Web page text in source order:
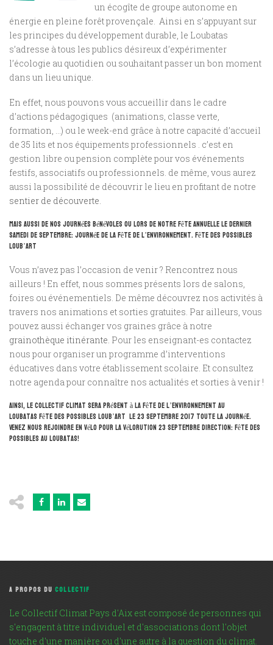
un écogîte de groupe autonome en
énergie en pleine forêt provençale. Ainsi en s’appuyant sur
les principes du développement durable, le Loubatas
s’adresse à tous les publics désireux d’expérimenter
l’écologie au quotidien ou souhaitant passer un bon moment
dans un lieu unique.
En effet, nous pouvons vous accueillir dans le cadre
d’actions pédagogiques (animations, classe verte,
formation, …) ou le week-end grâce à notre capacité d’accueil
de 35 lits et nos équipements professionnels . c’est en
gestion libre ou pension complète pour vos événements
festifs, associatifs ou professionnels. de même, vous aurez
aussi la possibilité de découvrir le lieu en profitant de notre
sentier de découverte.
Mais aussi de nos journées bénévoles ou lors de notre fête annuelle le dernier
samedi de septembre: journée de la fête de l’environnement. Fête des possibles
Loub’art
Vous n’avez pas l’occasion de venir ? Rencontrez nous
ailleurs ! En effet, nous sommes présents lors de salons,
foires ou événementiels. De même découvrez nos activités à
travers nos animations et sorties gratuites. Par ailleurs, vous
pouvez aussi échanger vos graines grâce à notre
grainothèque itinérante. Pour les enseignant-es contactez
nous pour organiser un programme d’interventions
éducatives dans votre établissement scolaire. Et consultez
notre agenda pour connaître nos actualités et sorties à venir !
Ainsi, le Collectif Climat sera présent à la Fête de l’environnement au
Loubatas Fête des possibles Loub’art le 23 septembre 2017 toute la journée.
Venez nous rejoindre en vélo pour la Vélorution 23 septembre Direction: fête des
possibles au Loubatas!
A PROPOS DUCOLLECTIF
Le Collectif Climat Pays d'Aix est composé de personnes qui
s'engagent à titre individuel et d'associations dont l'objet
touche d'une manière ou d'une autre à la question du climat.